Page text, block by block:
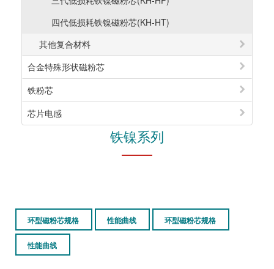
四代低损耗铁镍磁粉芯(KH-HT)
其他复合材料
合金特殊形状磁粉芯
铁粉芯
芯片电感
铁镍系列
环型磁粉芯规格 性能曲线 环型磁粉芯规格
性能曲线